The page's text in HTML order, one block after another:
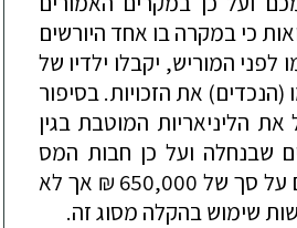
כיבמקרהבו אחד היורשים
לפני המוריש, יקבלו ילדיו של
(הנכדים) את הזכויות.בסיפור
את הליניאריות המוטבתבגין
שבנחלה ועל כן חבות המס
על סך של 650,000
₪ אך לא
שימושבהקלה מסוגזה.